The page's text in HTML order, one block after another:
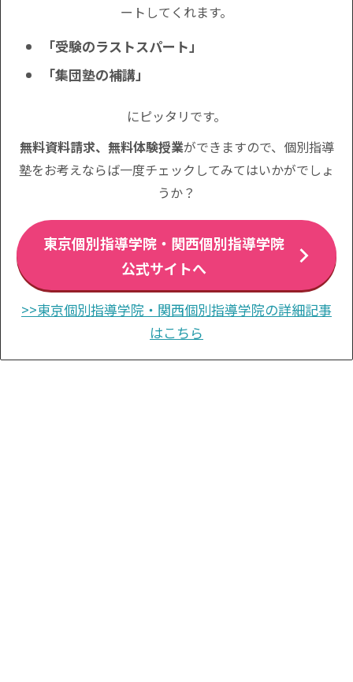
ートしてくれます。
「受験のラストスパート」
「集団塾の補講」
にピッタリです。
無料資料請求、無料体験授業ができますので、個別指導
塾をお考えならば一度チェックしてみてはいかがでしょ
うか？
東京個別指導学院・関西個別指導学院
公式サイトへ
>>東京個別指導学院・関西個別指導学院の詳細記事
はこちら